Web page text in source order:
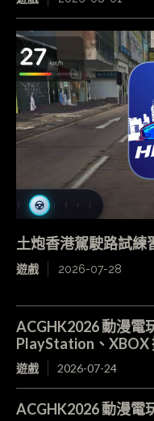
土炮香港駕駛路試練
遊戲 2026-07-28
ACGHK2026 動漫
PlayStation、XBOX
遊戲 2026-07-24
ACGHK2026 動漫